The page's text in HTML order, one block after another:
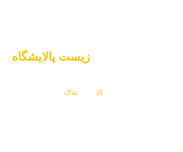
زیست پالایشگاه
بلاگ